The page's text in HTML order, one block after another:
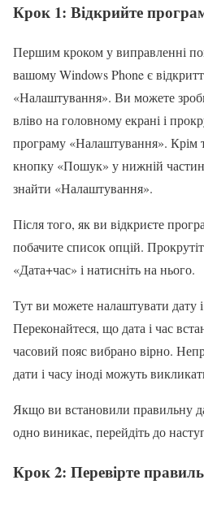
Крок 1: Відкрийте
Першим кроком у виправленні
вашому Windows Phone є
«Налаштування». Ви можете
вліво на головному екрані і
програму «Налаштування». Крім
кнопку «Пошук» у нижній
знайти «Налаштування».
Після того, як ви відкриєте
побачите список опцій.
«Дата+час» і натисніть на нього.
Тут ви можете налаштувати дату
Переконайтеся, що дата і час
часовий пояс вибрано вірно.
дати і часу іноді можуть
Якщо ви встановили правильну
одно виникає, перейдіть до
Крок 2: Перевірте